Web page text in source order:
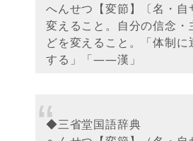
へんせつ【変節】〔名・自
変えること。自分の信念・
どを変えること。「体制
する」「――漢」
◆三省堂国語辞典